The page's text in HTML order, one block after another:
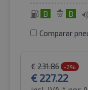
B B
Comparar
€ 231.86 -2%
€ 227.22